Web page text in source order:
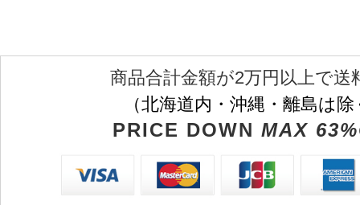
商品合計金額が2万円以上で送
（北海道内・沖縄・離島は
PRICE DOWN MAX